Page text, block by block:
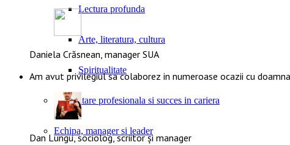
Lectura profunda
Arte, literatura, cultura
Spiritualitate
Dezvoltare profesionala si succes in cariera
Echipa, manager si leader
Daniela Crăsnean, manager SUA
Am avut privilegiul sa colaborez in numeroase ocazii cu
Dan Lungu, sociolog, scriitor și manager